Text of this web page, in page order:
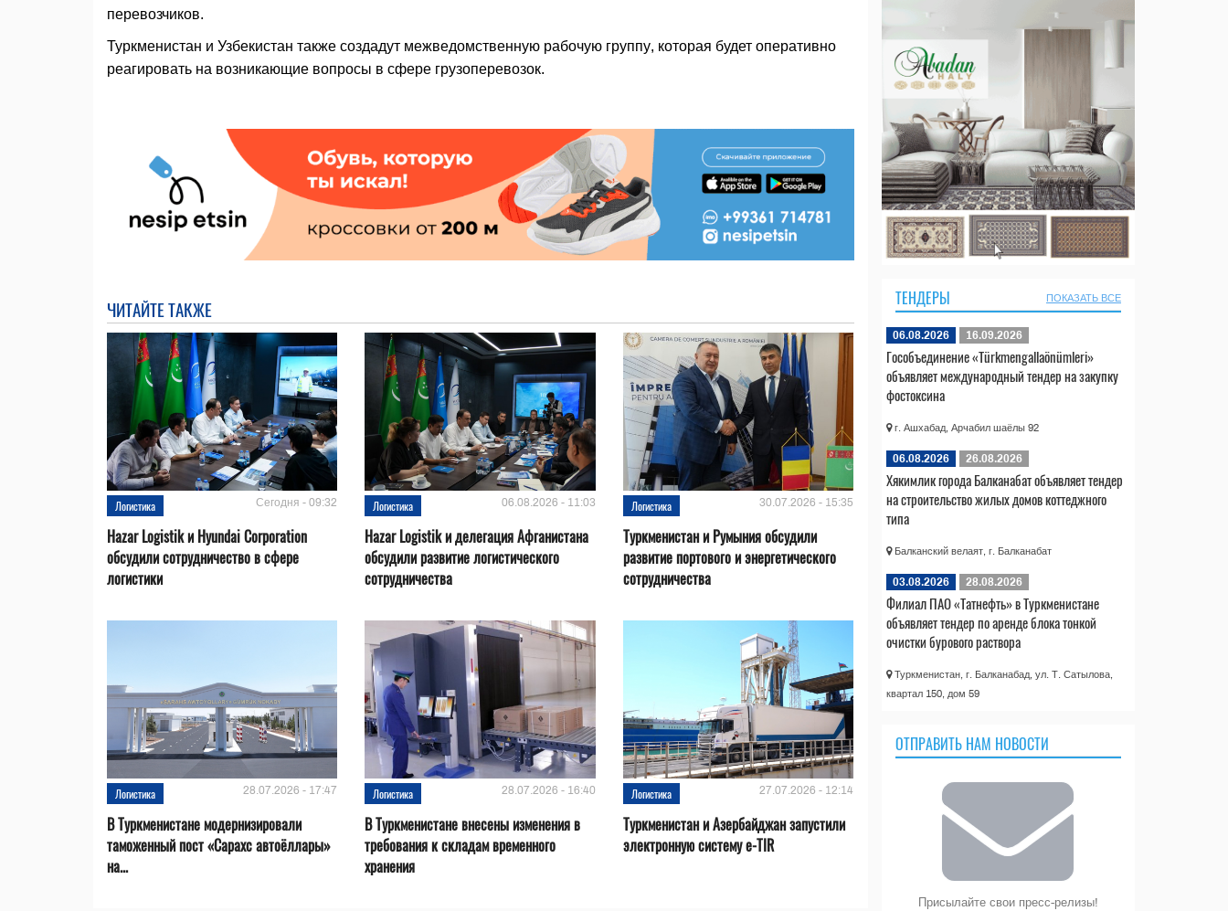
перевозчиков.
Туркменистан и Узбекистан также создадут межведомственную рабочую группу, которая будет оперативно
реагировать на возникающие вопросы в сфере грузоперевозок.
ЧИТАЙТЕ ТАКЖЕ
Логистика Сегодня - 09:32
Hazar Logistik и Hyundai Corporation
обсудили сотрудничество в сфере
логистики
Логистика 06.08.2026 - 11:03
Hazar Logistik и делегация Афганистана
обсудили развитие логистического
сотрудничества
Логистика 30.07.2026 - 15:35
Туркменистан и Румыния обсудили
развитие портового и энергетического
сотрудничества
Логистика 28.07.2026 - 17:47
В Туркменистане модернизировали
таможенный пост «Сарахс автоёллары»
на...
Логистика 28.07.2026 - 16:40
В Туркменистане внесены изменения в
требования к складам временного
хранения
Логистика 27.07.2026 - 12:14
Туркменистан и Азербайджан запустили
электронную систему e-TIR
ТЕНДЕРЫ ПОКАЗАТЬ ВСЕ
06.08.2026 16.09.2026
Гособъединение «Türkmengallaönümleri»
объявляет международный тендер на закупку
фостоксина
г. Ашхабад, Арчабил шаёлы 92
06.08.2026 26.08.2026
Хякимлик города Балканабат объявляет тендер
на строительство жилых домов коттеджного
типа
Балканский велаят, г. Балканабат
03.08.2026 28.08.2026
Филиал ПАО «Татнефть» в Туркменистане
объявляет тендер по аренде блока тонкой
очистки бурового раствора
Туркменистан, г. Балканабад, ул. Т. Сатылова,
квартал 150, дом 59
ОТПРАВИТЬ НАМ НОВОСТИ
Присылайте свои пресс-релизы!